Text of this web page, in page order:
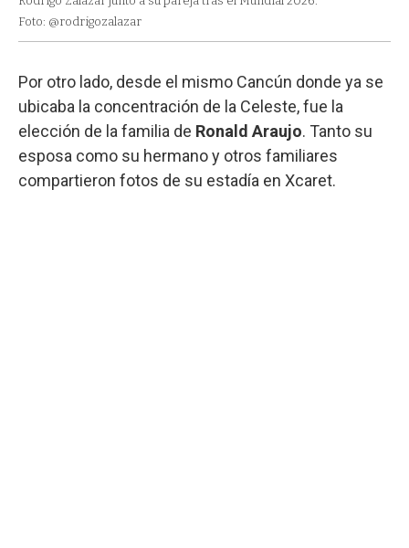
Foto: @rodrigozalazar
Por otro lado, desde el mismo Cancún donde ya se
ubicaba la concentración de la Celeste, fue la
elección de la familia de Ronald Araujo. Tanto su
esposa como su hermano y otros familiares
compartieron fotos de su estadía en Xcaret.